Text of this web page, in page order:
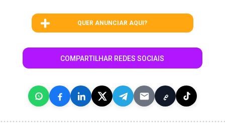
QUER ANUNCIAR AQUI?
COMPARTILHAR REDES SOCIAIS